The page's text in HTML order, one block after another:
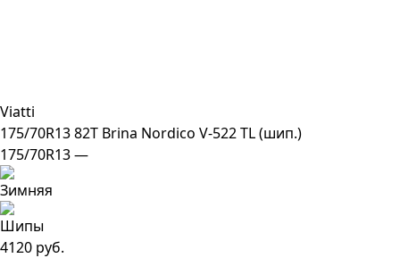
Viatti
175/70R13 82T Brina Nordico V-522 TL (шип.)
175/70R13 —
4120 руб.